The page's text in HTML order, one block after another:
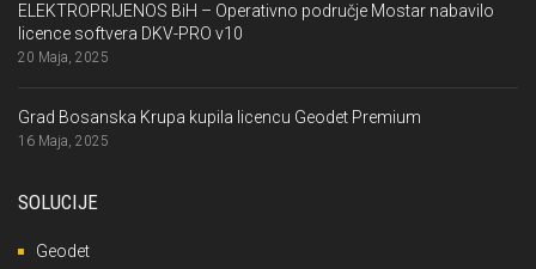
ELEKTROPRIJENOS BiH – Operativno područje Mostar nabavilo
licence softvera DKV-PRO v10
20 Maja, 2025
Grad Bosanska Krupa kupila licencu Geodet Premium
16 Maja, 2025
SOLUCIJE
Geodet